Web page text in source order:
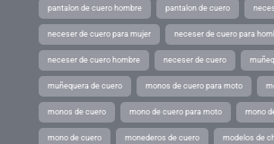
pantalon de cuero hombre pantalon de cuero
neceser de cuero para mujer neceser de cuero para
neceser de cuero hombre neceser de cuero
muñequera de cuero monos de cuero para moto
monos de cuero mono de cuero para moto mono
mono de cuero monederos de cuero modelos de